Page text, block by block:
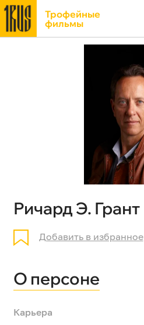
Трофейные
фильмы
Ричард Э. Грант
Добавить в избранное
О персоне
Карьера